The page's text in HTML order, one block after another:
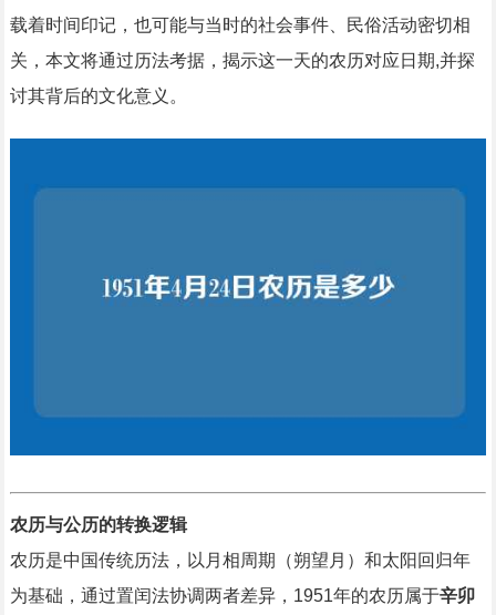
载着时间印记，也可能与当时的社会事件、民俗活动密切相
关，本文将通过历法考据，揭示这一天的农历对应日期,并探
讨其背后的文化意义。
农历与公历的转换逻辑
农历是中国传统历法，以月相周期（朔望月）和太阳回归年
为基础，通过置闰法协调两者差异，1951年的农历属于辛卯